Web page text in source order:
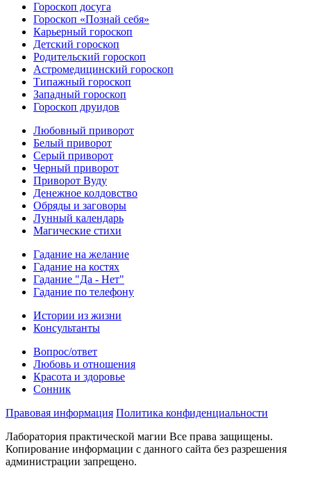
Гороскоп досуга
Гороскоп «Познай себя»
Карьерный гороскоп
Детский гороскоп
Родительский гороскоп
Астромедицинский гороскоп
Типажный гороскоп
Западный гороскоп
Гороскоп друидов
Любовный приворот
Белый приворот
Серый приворот
Черный приворот
Приворот Вуду
Денежное колдовство
Обряды и заговоры
Лунный календарь
Магические стихи
Гадание на желание
Гадание на костях
Гадание "Да - Нет"
Гадание по телефону
Истории из жизни
Консультанты
Вопрос/ответ
Любовь и отношения
Красота и здоровье
Сонник
Правовая информация Политика конфиденциальности
Лаборатория практической магии Все права защищены.
Копирование информации с данного сайта без разрешения
администрации запрещено.